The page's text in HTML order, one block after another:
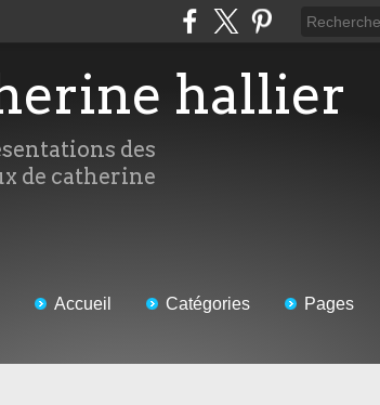
hallier
des
de catherine
Accueil Catégories Pages